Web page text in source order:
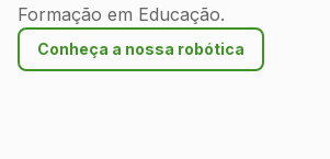
Formação em Educação.
Conheça a nossa robótica